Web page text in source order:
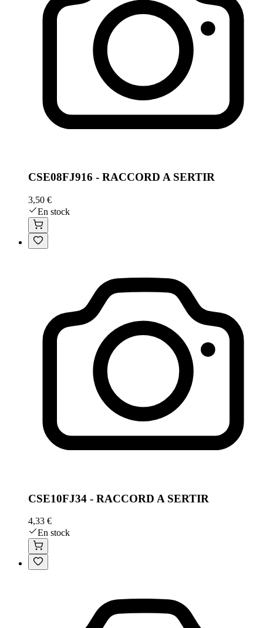
CSE08FJ916 - RACCORD A SERTIR
3,50 €
En stock
CSE10FJ34 - RACCORD A SERTIR
4,33 €
En stock